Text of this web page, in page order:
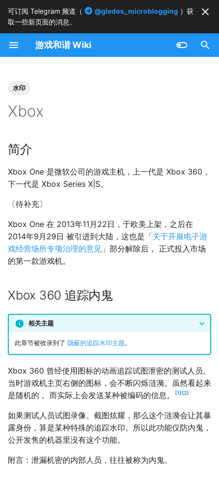
可订阅 Telegram 频道（ @gledos_microblogging ）获
取一些新页面的消息。
游戏和谐 Wiki
正
在
始
引
擎
Xbox 360 追踪内鬼
Xbox 前期进入大陆的尝试
漏洞发现
漏洞修复
新漏洞
其他相关内容
水印
Xbox
简介
Xbox One 是微软公司的游戏主机，上一代是 Xbox 360，
下一代是 Xbox Series X|S。
〔待补充〕
Xbox One 在 2013年11月22日，于欧美上架，之后在
2014年9月29日 被引进到大陆，这也是「关于开展电子游
戏经营场所专项治理的意见 」部分解除后， 正式投入市场
的第一款游戏机。
Xbox 360 追踪内鬼
相关主题
此章节被收录到了 隐蔽的追踪水印主题。
Xbox 360 曾经使用图标的动画追踪试图泄密的测试人员。
当时游戏机主页右侧的图标，会不断闪烁涟漪。虽然看起来
是随机的， 而实际上会发送某种被编码的信息。
1 2
如果测试人员试图录像、截图炫耀，那么这个涟漪会让其暴
露身份，算是某种特殊的追踪水印。所以此功能仅防内鬼，
公开发售的机器里没有这个功能。
附言：泄漏机密的内部人员，往往被称为内鬼。